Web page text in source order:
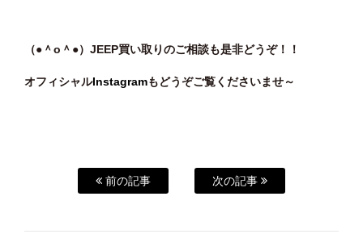
（●＾o ＾●）JEEP買い取りのご相談も是非どうぞ！！
オフィシャルInstagramもどうぞご覧くださいませ～
前の記事 次の記事